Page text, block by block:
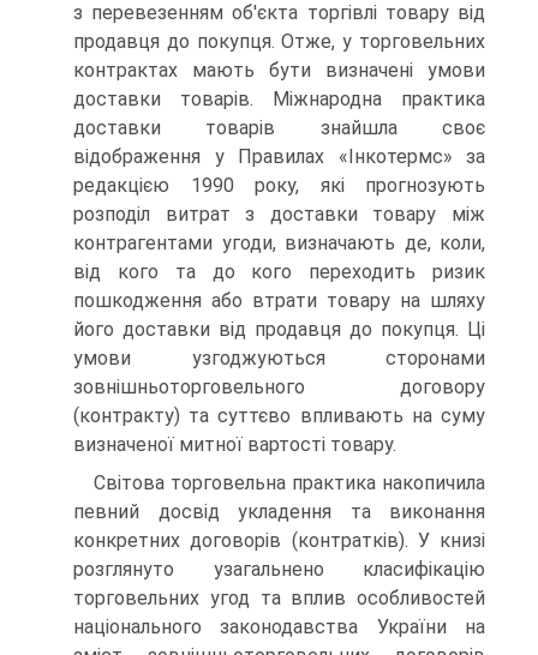
з перевезенням об'єкта торгівлі товару від
продавця до покупця. Отже, у торговельних
контрактах мають бути визначені умови
доставки товарів. Міжнародна практика
доставки товарів знайшла своє
відображення у Правилах «Інкотермс» за
редакцією 1990 року, які прогнозують
розподіл витрат з доставки товару між
контрагентами угоди, визначають де, коли,
від кого та до кого переходить ризик
пошкодження або втрати товару на шляху
його доставки від продавця до покупця. Ці
умови узгоджуються сторонами
зовнішньоторговельного договору
(контракту) та суттєво впливають на суму
визначеної митної вартості товару.
Світова торговельна практика накопичила
певний досвід укладення та виконання
конкретних договорів (контратків). У книзі
розглянуто узагальнено класифікацію
торговельних угод та вплив особливостей
національного законодавства України на